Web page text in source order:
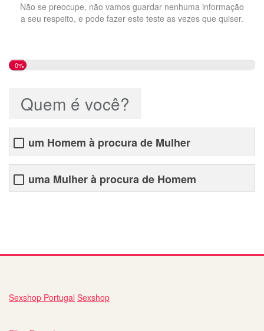
Não se preocupe, não vamos guardar nenhuma informação
a seu respeito, e pode fazer este teste as vezes que quiser.
0%
Quem é você?
um Homem à procura de Mulher
uma Mulher à procura de Homem
Sexshop Portugal Sexshop